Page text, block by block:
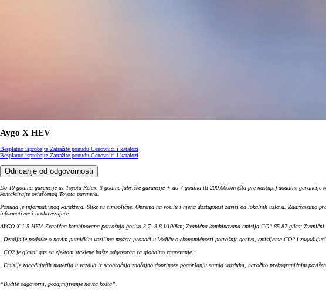
Aygo X HEV
Besplatno isprobajte Zatražite ponudu Cenovnici i katalozi
Besplatno isprobajte Zatražite ponudu Cenovnici i katalozi
Odricanje od odgovornosti
Do 10 godina garancije uz Toyota Relax: 3 godine fabričke garancije + do 7 godina ili 200.000km (šta pre nastupi) dodatne
kontaktirajte ovlašćenog Toyota partnera.
Ponuda je informativnog karaktera. Slike su simbolične. Oprema na vozilu i njena dostupnost zavisi od lokalnih uslova. Zadržavamo
informativne i neobavezujuće.
AYGO X 1.5 HEV: Zvanična kombinovana potrošnja goriva 3,7- 3,8 l/100km; Zvanična kombinovana emisija CO2 85-87 g/km;
„Detaljnije podatke o novim putničkim vozilima možete pronaći u Vodiču o ekonomičnosti potrošnje goriva, emisijama CO2 i
„CO2 je glavni gas sa efektom staklene bašte odgovoran za globalno zagrevanje.”
„Emisije zagađujućih materija u vazduh iz saobraćaja značajno doprinose pogoršanju stanja vazduha, naročito prekograničnim
“Budite odgovorni, pozajmljivanje novca košta”.